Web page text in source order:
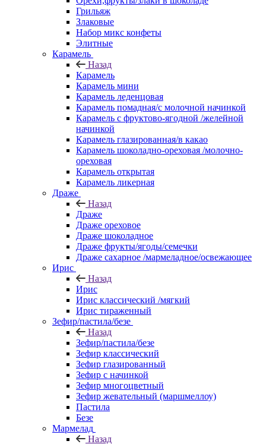
Грильяж
Злаковые
Набор микс конфеты
Элитные
Карамель
Назад
Карамель
Карамель мини
Карамель леденцовая
Карамель помадная/с молочной начинкой
Карамель с фруктово-ягодной /желейной
начинкой
Карамель глазированная/в какао
Карамель шоколадно-ореховая /молочно-
ореховая
Карамель открытая
Карамель ликерная
Драже
Назад
Драже
Драже ореховое
Драже шоколадное
Драже фрукты/ягоды/семечки
Драже сахарное /мармеладное/освежающее
Ирис
Назад
Ирис
Ирис классический /мягкий
Ирис тираженный
Зефир/пастила/безе
Назад
Зефир/пастила/безе
Зефир классический
Зефир глазированный
Зефир с начинкой
Зефир многоцветный
Зефир жевательный (маршмеллоу)
Пастила
Безе
Мармелад
Назад